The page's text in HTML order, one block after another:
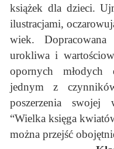
książek dla dzieci.
ilustracjami,
wiek.
urokliwa i
opornych
jednym z
poszerzenia swojej
“Wielka księga
można przejść